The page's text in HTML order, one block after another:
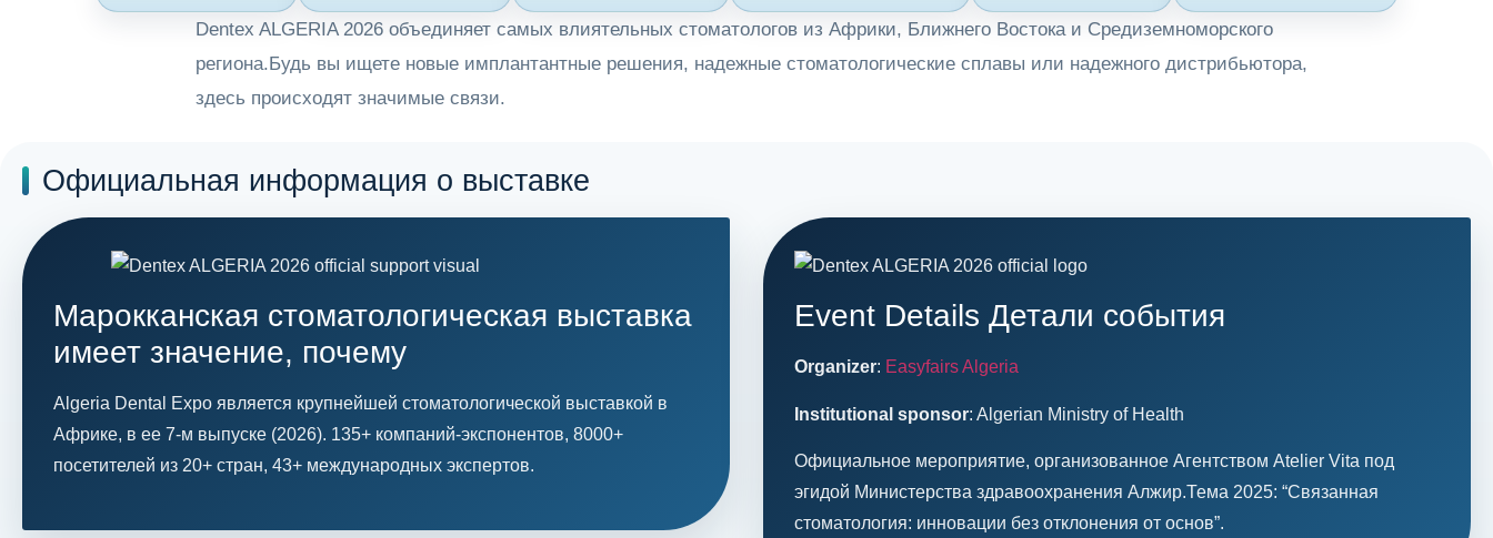
Dentex ALGERIA 2026 объединяет самых влиятельных стоматологов из Африки, Ближнего Востока и Средиземноморского
региона.Будь вы ищете новые имплантантные решения, надежные стоматологические сплавы или надежного дистрибьютора,
здесь происходят значимые связи.
Официальная информация о выставке
Марокканская стоматологическая выставка
имеет значение, почему
Algeria Dental Expo является крупнейшей стоматологической выставкой в
Африке, в ее 7-м выпуске (2026). 135+ компаний-экспонентов, 8000+
посетителей из 20+ стран, 43+ международных экспертов.
Event Details Детали события
Organizer: Easyfairs Algeria
Institutional sponsor: Algerian Ministry of Health
Официальное мероприятие, организованное Агентством Atelier Vita под
эгидой Министерства здравоохранения Алжир.Тема 2025: “Связанная
стоматология: инновации без отклонения от основ”.